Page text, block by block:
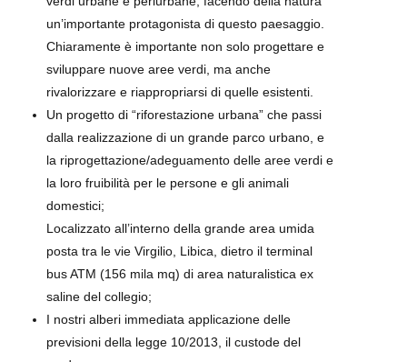
un’importante protagonista di questo paesaggio.
Chiaramente è importante non solo progettare e
sviluppare nuove aree verdi, ma anche
rivalorizzare e riappropriarsi di quelle esistenti.
Un progetto di “riforestazione urbana” che passi
dalla realizzazione di un grande parco urbano, e
la riprogettazione/adeguamento delle aree verdi e
la loro fruibilità per le persone e gli animali
domestici;
Localizzato all’interno della grande area umida
posta tra le vie Virgilio, Libica, dietro il terminal
bus ATM (156 mila mq) di area naturalistica ex
saline del collegio;
I nostri alberi immediata applicazione delle
previsioni della legge 10/2013, il custode del